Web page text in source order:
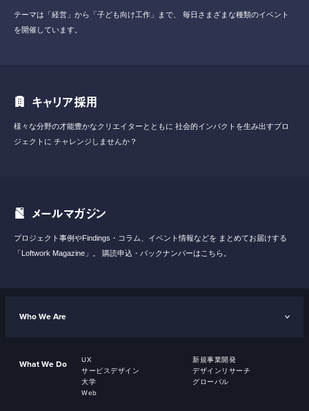
テーマは「経営」から「子ども向け工作」まで、
毎日さまざまな種類のイベント
を開催しています。
キャリア採用
様々な分野の才能豊かなクリエイターとともに 社会的インパクトを生み出すプロ
ジェクトに チャレンジしませんか？
メールマガジン
プロジェクト事例やFindings・コラム、イベント情報などを まとめてお届けする
「Loftwork Magazine」。
購読申込・バックナンバーはこちら。
Who We Are
What We Do UX
新規事業開発
サービスデザイン
デザインリサーチ
大学
グローバル
Web